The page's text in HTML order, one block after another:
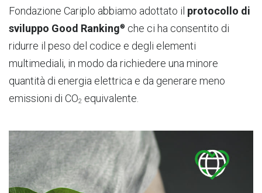
Fondazione Cariplo abbiamo adottato il protocollo di
sviluppo Good Ranking® che ci ha consentito di
ridurre il peso del codice e degli elementi
multimediali, in modo da richiedere una minore
quantità di energia elettrica e da generare meno
emissioni di CO2 equivalente.